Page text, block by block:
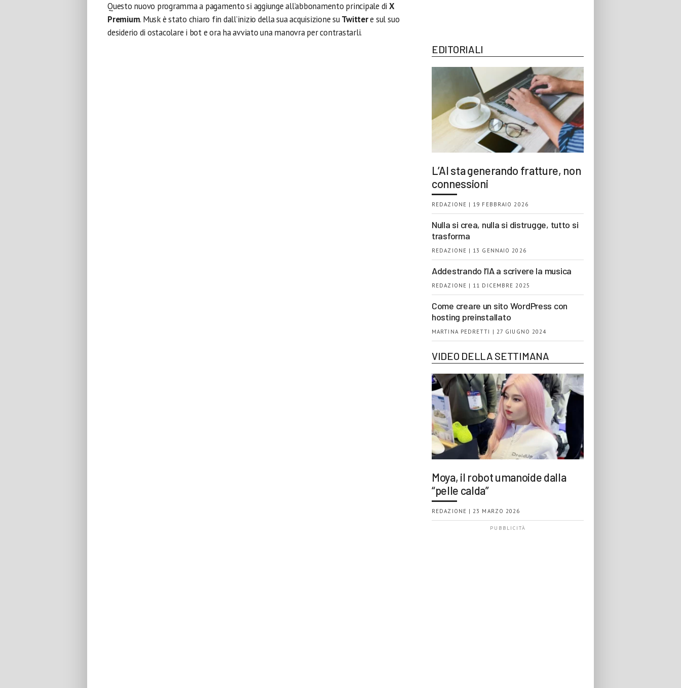
Questo nuovo programma a pagamento si aggiunge all’abbonamento principale di X
Premium. Musk è stato chiaro fin dall’inizio della sua acquisizione suTwittere sul suo
desiderio di ostacolare i bot e ora ha avviato una manovra per contrastarli.
EDITORIALI
L’AI sta generando fratture, non
connessioni
REDAZIONE | 19 FEBBRAIO 2026
Nulla si crea, nulla si distrugge, tutto si
trasforma
REDAZIONE | 13 GENNAIO 2026
Addestrando l’IA a scrivere la musica
REDAZIONE | 11 DICEMBRE 2025
Come creare un sito WordPress con
hosting preinstallato
MARTINA PEDRETTI | 27 GIUGNO 2024
VIDEO DELLA SETTIMANA
Moya, il robot umanoide dalla
“pelle calda”
REDAZIONE | 23 MARZO 2026